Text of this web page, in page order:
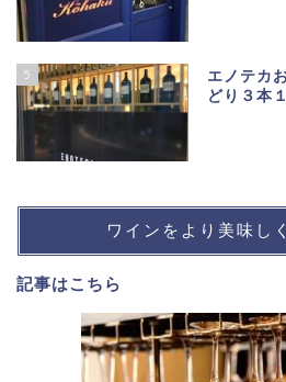
5
エノテカ
どり３本
ワインをより美味し
記事はこちら